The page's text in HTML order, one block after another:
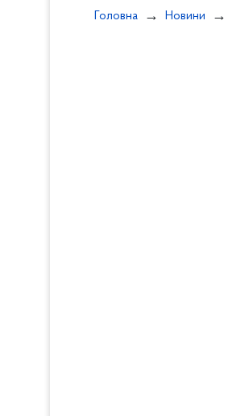
Головна Новини